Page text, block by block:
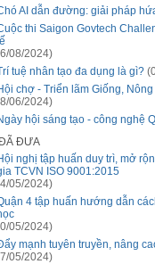
AI dẫn đường: giải pháp
thi Saigon Govtech
08/2024)
tuệ nhân tạo đa dụng là gì?
chợ - Triển lãm Giống,
06/2024)
hội sáng tạo - công nghệ
ĐƯA
nghị tập huấn duy trì, mở
TCVN ISO 9001:2015
05/2024)
4 tập huấn hướng dẫn
05/2024)
mạnh tuyên truyền, nâng
05/2024)